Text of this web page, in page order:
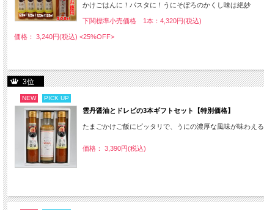
かけごはんに！パスタに！うにそぼろのかくし味は絶妙
下関標準小売価格 1本：4,320円(税込)
価格： 3,240円(税込) <25%OFF>
3位
NEW PICK UP
雲丹醤油とドレビの3本ギフトセット【特別価格】
たまごかけご飯にピッタリで、うにの濃厚な風味が味わえ
価格： 3,390円(税込)